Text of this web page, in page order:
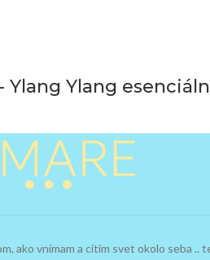
Ylang Ylang
ako vnímam a cítim svet okolo seba ..